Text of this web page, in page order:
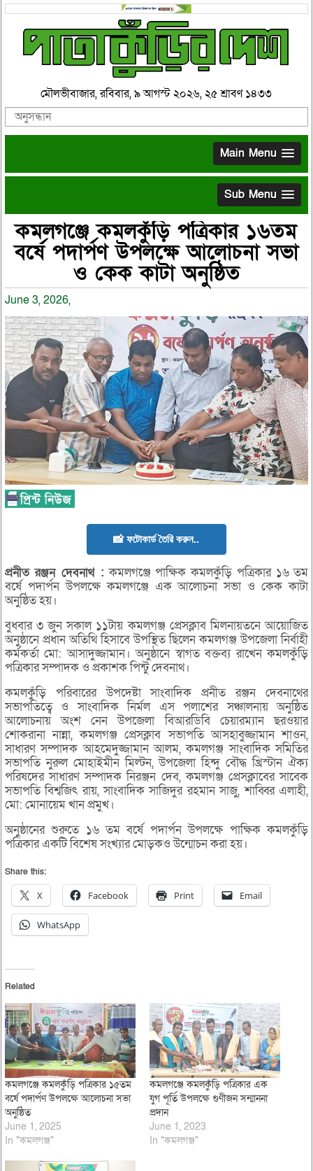
মৌলভীবাজার, রবিবার, ৯ আগস্ট ২০২৬, ২৫ শ্রাবণ ১৪৩৩
Main Menu
Sub Menu
কমলগঞ্জে কমলকুঁড়ি পত্রিকার ১৬তম
বর্ষে পদার্পণ উপলক্ষে আলোচনা সভা
ও কেক কাটা অনুষ্ঠিত
June 3, 2026,
📸 ফটোকার্ড তৈরি করুন..
প্রনীতরঞ্জনদেবনাথ : কমলগঞ্জে পাক্ষিক কমলকুঁড়ি পত্রিকার ১৬ তম
বর্ষে পদার্পন উপলক্ষে কমলগঞ্জে এক আলোচনা সভা ও কেক কাটা
অনুষ্ঠিত হয়।
বুধবার ৩ জুন সকাল ১১টায় কমলগঞ্জ প্রেসক্লাব মিলনায়তনে আয়োজিত
অনুষ্ঠানে প্রধান অতিথি হিসাবে উপস্থিত ছিলেন কমলগঞ্জ উপজেলা নির্বাহী
কর্মকর্তা মো: আসাদুজ্জামান। অনুষ্ঠানে স্বাগত বক্তব্য রাখেন কমলকুঁড়ি
পত্রিকার সম্পাদক ও প্রকাশক পিন্টু দেবনাথ।
কমলকুঁড়ি পরিবারের উপদেষ্টা সাংবাদিক প্রনীত রঞ্জন দেবনাথের
সভাপতিত্বে ও সাংবাদিক নির্মল এস পলাশের সঞ্চালনায় অনুষ্ঠিত
আলোচনায় অংশ নেন উপজেলা বিআরডিবি চেয়ারম্যান ছরওয়ার
শোকরানা নান্না, কমলগঞ্জ প্রেসক্লাব সভাপতি আসহাবুজ্জামান শাওন,
সাধারণ সম্পাদক আহমেদুজ্জামান আলম, কমলগঞ্জ সাংবাদিক সমিতির
সভাপতি নুরুল মোহাইমীন মিল্টন, উপজেলা হিন্দু বৌদ্ধ খ্রিস্টান ঐক্য
পরিষদের সাধারণ সম্পাদক নিরঞ্জন দেব, কমলগঞ্জ প্রেসক্লাবের সাবেক
সভাপতি বিশ্বজিৎ রায়, সাংবাদিক সাজিদুর রহমান সাজু, শাব্বির এলাহী,
মো: মোনায়েম খান প্রমুখ।
অনুষ্ঠানের শুরুতে ১৬ তম বর্ষে পদার্পন উপলক্ষে পাক্ষিক কমলকুঁড়ি
পত্রিকার একটি বিশেষ সংখ্যার মোড়কও উন্মোচন করা হয়।
Share this:
X Facebook Print Email
WhatsApp
Related
কমলগঞ্জে কমলকুঁড়ি পত্রিকার ১৫তম
বর্ষে পদার্পণ উপলক্ষে আলোচনা সভা
অনুষ্ঠিত
June 1, 2025
In "কমলগঞ্জ"
কমলগঞ্জে কমলকুঁড়ি পত্রিকার এক
যুগ পূর্তি উপলক্ষে গুণীজন সন্মাননা
প্রদান
June 1, 2023
In "কমলগঞ্জ"